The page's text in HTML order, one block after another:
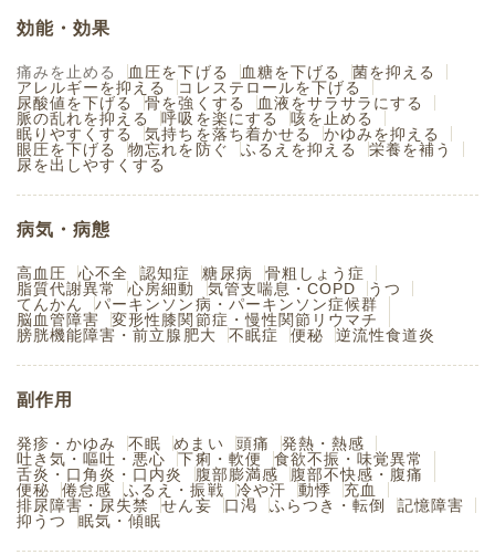
効能・効果
痛みを止める 血圧を下げる 血糖を下げる
菌を抑える
アレルギーを抑える
コレステロールを下げる
尿酸値を下げる
骨を強くする
血液をサラサラにする
脈の乱れを抑える
呼吸を楽にする
咳を止める
眠りやすくする
気持ちを落ち着かせる
かゆみを抑える
眼圧を下げる
物忘れを防ぐ ふるえを抑える
栄養を補う
尿を出しやすくする
病気・病態
高血圧 心不全 認知症 糖尿病
骨粗しょう症
脂質代謝異常
心房細動 気管支喘息・COPD
うつ
てんかん
パーキンソン病・パーキンソン症候群
脳血管障害
変形性膝関節症・慢性関節リウマチ
膀胱機能障害・前立腺肥大
不眠症 便秘 逆流性食道炎
副作用
発疹・かゆみ 不眠 めまい 頭痛
発熱・熱感
吐き気・嘔吐・悪心
下痢・軟便
食欲不振・味覚異常
舌炎・口角炎・口内炎
腹部膨満感
腹部不快感・腹痛
便秘
倦怠感 ふるえ・振戦 冷や汗 動悸
充血
排尿障害・尿失禁
せん妄 口渇 ふらつき・転倒
記憶障害
抑うつ
眠気・傾眠